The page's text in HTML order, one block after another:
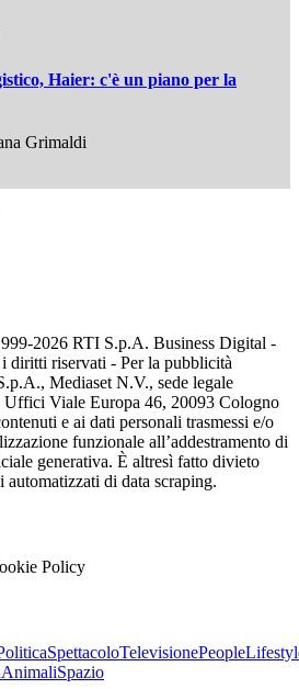
Haier: c'è un piano per la
Grimaldi
2026 RTI S.p.A. Business Digital -
diritti riservati - Per la pubblicità
Mediaset N.V., sede legale
Uffici Viale Europa 46, 20093 Cologno
e ai dati personali trasmessi e/o
funzionale all’addestramento di
generativa. È altresì fatto divieto
automatizzati di data scraping.
Policy
SpettacoloTelevisionePeople
AnimaliSpazio